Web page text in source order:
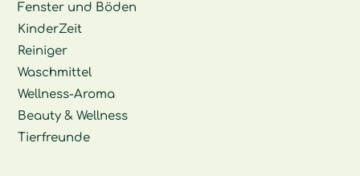
Fenster und Böden
KinderZeit
Reiniger
Waschmittel
Wellness-Aroma
Beauty & Wellness
Tierfreunde